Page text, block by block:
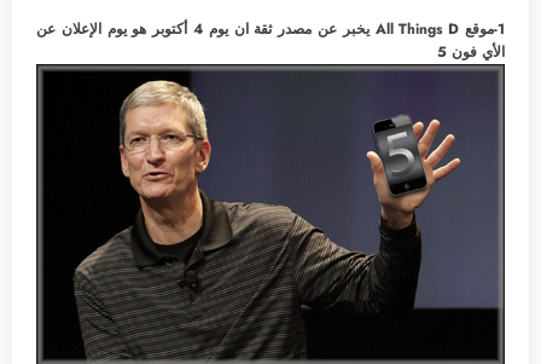
1-موقع All Things D يخبر عن مصدر ثقة ان يوم 4 أكتوبر هو يوم الإعلان عن
الأي فون 5